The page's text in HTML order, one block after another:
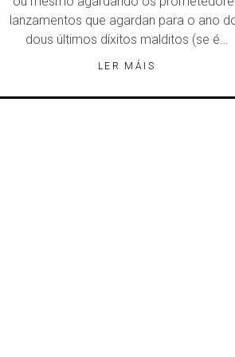
lanzamentos que agardan para o ano
dous últimos díxitos malditos (se é…
LER MÁIS